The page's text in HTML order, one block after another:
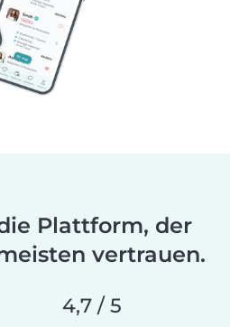
Plattform, der
vertrauen.
4,7 / 5